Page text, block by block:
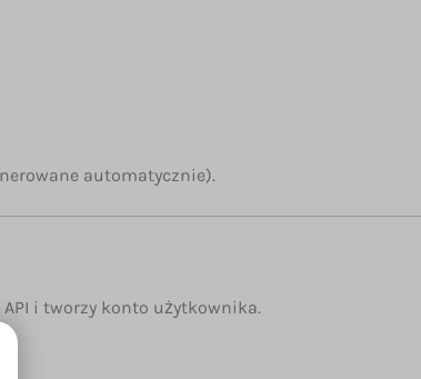
automatycznie).
i tworzy konto użytkownika.